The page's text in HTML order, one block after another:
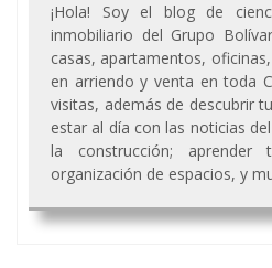
¡Hola! Soy el blog de
inmobiliario del Grupo
casas, apartamentos,
en arriendo y venta en toda
visitas, además de descubrir
estar al día con las noticias
la construcción;
organización de espacios, y